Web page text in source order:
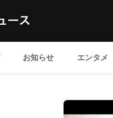
お知らせ エンタメ